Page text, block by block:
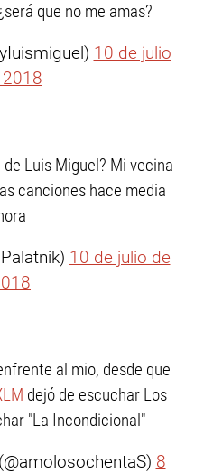
que no me amas?
10 de julio
Luis Miguel? Mi vecina
canciones hace media
10 de julio de
al mio, desde que
dejó de escuchar Los
"La Incondicional"
8